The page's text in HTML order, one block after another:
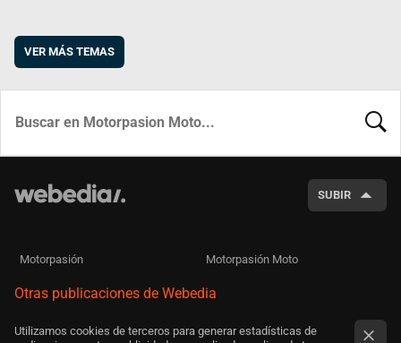
VER MÁS TEMAS
SUBIR
Motorpasión Motorpasión Moto
Otras publicaciones de Webedia
Utilizamos cookies de terceros para generar estadísticas de